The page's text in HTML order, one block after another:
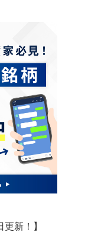
新！】